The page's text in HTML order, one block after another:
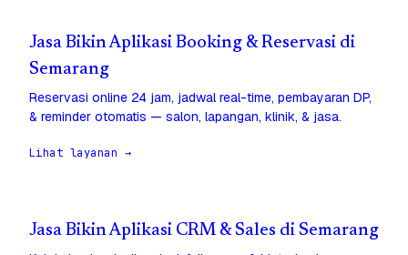
Jasa Bikin Aplikasi Booking & Reservasi di
Semarang
Reservasi online 24 jam, jadwal real-time, pembayaran DP,
& reminder otomatis — salon, lapangan, klinik, & jasa.
Lihat layanan →
Jasa Bikin Aplikasi CRM & Sales di Semarang